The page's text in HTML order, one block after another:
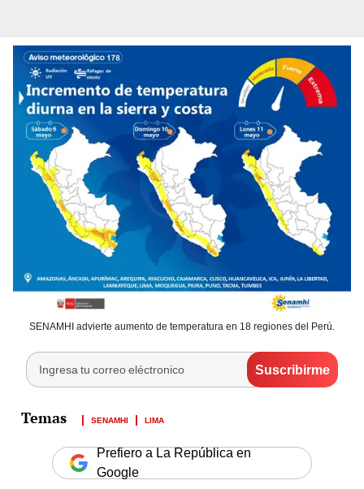
SENAMHI advierte aumento de temperatura en 18 regiones del Perú.
SENAMHI LIMA
Prefiero a La República en
Google